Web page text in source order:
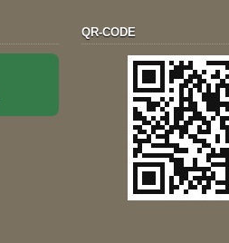
QR-CODE